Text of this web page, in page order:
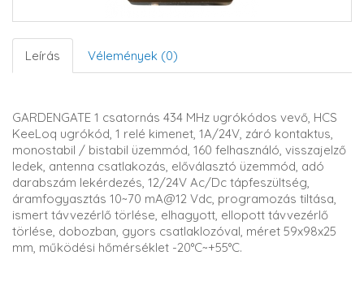
Leírás Vélemények (0)
GARDENGATE 1 csatornás 434 MHz ugrókódos vevő, HCS
KeeLoq ugrókód, 1 relé kimenet, 1A/24V, záró kontaktus,
monostabil / bistabil üzemmód, 160 felhasználó, visszajelző
ledek, antenna csatlakozás, előválasztó üzemmód, adó
darabszám lekérdezés, 12/24V Ac/Dc tápfeszültség,
áramfogyasztás 10~70 mA@12 Vdc, programozás tiltása,
ismert távvezérlő törlése, elhagyott, ellopott távvezérlő
törlése, dobozban, gyors csatlaklozóval, méret 59x98x25
mm, működési hőmérséklet -20°C~+55°C.